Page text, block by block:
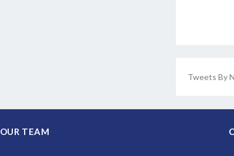
Tweets By
OUR TEAM